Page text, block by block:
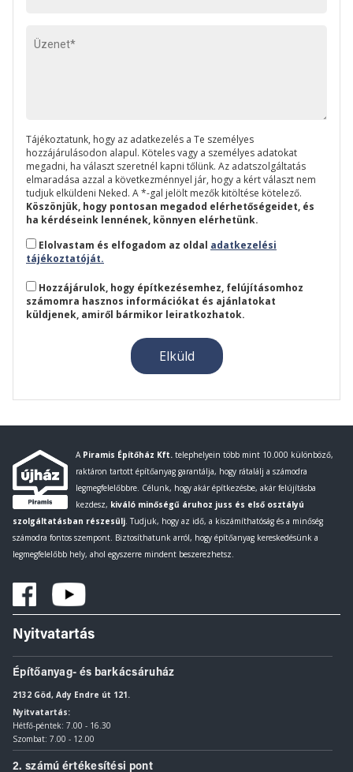
Tájékoztatunk, hogy az adatkezelés a Te személyes
hozzájárulásodon alapul. Köteles vagy a személyes adatokat
megadni, ha választ szeretnél kapni tőlünk. Az adatszolgáltatás
elmaradása azzal a következménnyel jár, hogy a kért választ nem
tudjuk elküldeni Neked. A *-gal jelölt mezők kitöltése kötelező.
Köszönjük, hogy pontosan megadod elérhetőségeidet, és
ha kérdéseink lennének, könnyen elérhetünk.
Elolvastam és elfogadom az oldal adatkezelési
tájékoztatóját.
Hozzájárulok, hogy építkezésemhez, felújításomhoz
számomra hasznos információkat és ajánlatokat
küldjenek, amiről bármikor leiratkozhatok.
A Piramis Építőház Kft. telephelyein több mint 10.000 különböző,
raktáron tartott építőanyag garantálja, hogy rátalálj a számodra
legmegfelelőbbre. Célunk, hogy akár építkezésbe, akár felújításba
kezdesz, kiváló minőségű áruhoz juss és első osztályú
szolgáltatásban részesülj . Tudjuk, hogy az idő, a kiszámíthatóság és a minőség
számodra fontos szempont. Biztosíthatunk arról, hogy építőanyag kereskedésünk a
legmegfelelőbb hely, ahol egyszerre mindent beszerezhetsz.
Nyitvatartás
Építőanyag- és barkácsáruház
2132 Göd, Ady Endre út 121.
Nyitvatartás:
Hétfő-péntek: 7.00 - 16.30
Szombat: 7.00 - 12.00
2. számú értékesítési pont